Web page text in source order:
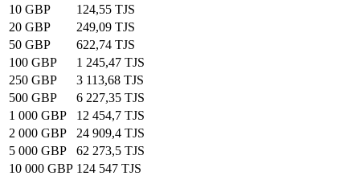
10 GBP
124,55 TJS
20 GBP
249,09 TJS
50 GBP
622,74 TJS
100 GBP
1 245,47 TJS
250 GBP
3 113,68 TJS
500 GBP
6 227,35 TJS
1 000 GBP
12 454,7 TJS
2 000 GBP
24 909,4 TJS
5 000 GBP
62 273,5 TJS
10 000 GBP 124 547 TJS